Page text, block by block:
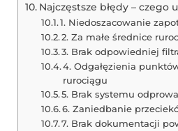
Najczęstsze błędy – czego
1. Niedoszacowanie
2. Za małe średnice
3. Brak odpowiedniej
4. Odgałęzienia
rurociągu
5. Brak systemu
6. Zaniedbanie
7. Brak dokumentacji